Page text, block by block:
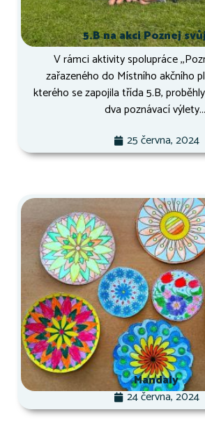
5.B na akci Poznej
V rámci aktivity spolupráce
zařazeného do Místního akčního
kterého se zapojila třída 5.B,
dva poznávací
25 června, 2024
Mandaly
24 června, 2024